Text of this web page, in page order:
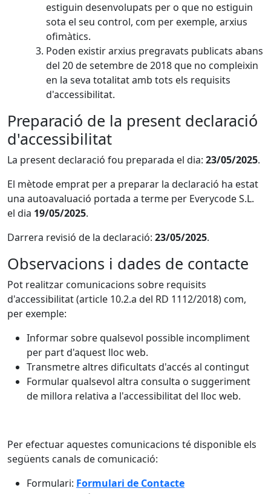
estiguin desenvolupats per o que no estiguin
sota el seu control, com per exemple, arxius
ofimàtics.
Poden existir arxius pregravats publicats abans
del 20 de setembre de 2018 que no compleixin
en la seva totalitat amb tots els requisits
d'accessibilitat.
Preparació de la present declaració
d'accessibilitat
La present declaració fou preparada el dia: 23/05/2025.
El mètode emprat per a preparar la declaració ha estat
una autoavaluació portada a terme per Everycode S.L.
el dia 19/05/2025.
Darrera revisió de la declaració: 23/05/2025.
Observacions i dades de contacte
Pot realitzar comunicacions sobre requisits
d'accessibilitat (article 10.2.a del RD 1112/2018) com,
per exemple:
Informar sobre qualsevol possible incompliment
per part d'aquest lloc web.
Transmetre altres dificultats d'accés al contingut
Formular qualsevol altra consulta o suggeriment
de millora relativa a l'accessibilitat del lloc web.
Per efectuar aquestes comunicacions té disponible els
següents canals de comunicació:
Formulari: Formulari de Contacte